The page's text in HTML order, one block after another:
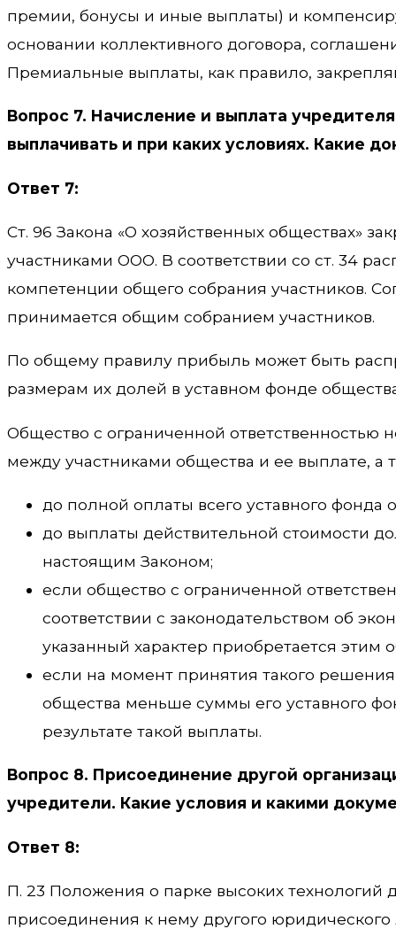
премии, бонусы и иные выплаты) и
основании коллективного договора,
Премиальные выплаты, как правило,
Вопрос 7. Начисление и выплата
выплачивать и при каких условиях. Какие
Ответ 7:
Ст. 96 Закона «О хозяйственных обществах»
участниками ООО. В соответствии со ст. 34
компетенции общего собрания участников.
принимается общим собранием участников.
По общему правилу прибыль может быть
размерам их долей в уставном фонде
Общество с ограниченной
между участниками общества и ее выплате, а
до полной оплаты всего уставного фонда
до выплаты действительной стоимости
настоящим Законом;
если общество с ограниченной
соответствии с законодательством об
указанный характер приобретается этим
если на момент принятия такого
общества меньше суммы его уставного
результате такой выплаты.
Вопрос 8. Присоединение другой
учредители. Какие условия и какими
Ответ 8:
П. 23 Положения о парке высоких
присоединения к нему другого юридического